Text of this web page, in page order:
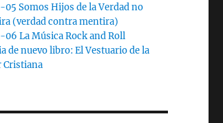
05 Somos Hijos de la Verdad no
(verdad contra mentira)
06 La Música Rock and Roll
de nuevo libro: El Vestuario de la
Cristiana